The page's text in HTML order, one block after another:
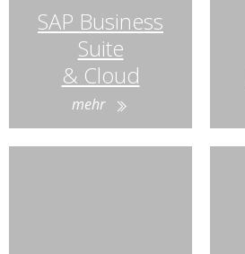
SAP Business
Suite
& Cloud
mehr